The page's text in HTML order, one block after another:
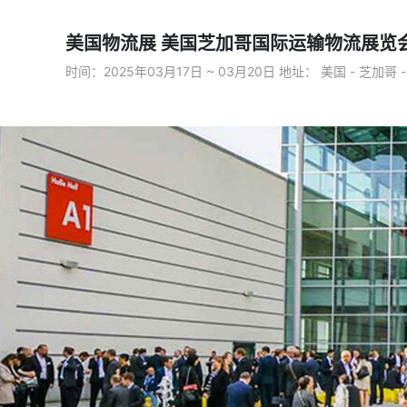
美国物流展 美国芝加哥国际运输物流展览
时间：2025年03月17日 ~ 03月20日 地址： 美国 - 芝加哥 -